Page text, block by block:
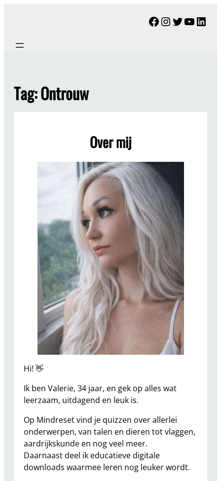
inhoud
Facebook
Instagram
Twitter
Tag:Ontrouw
Over mij
Hi! 👋
Ik ben Valerie, 34 jaar, en gek op alles wat
leerzaam, uitdagend en leuk is.
Op Mindreset vind je quizzen over allerlei
onderwerpen, van talen en dieren tot vlaggen,
aardrijkskunde en nog veel meer.
Daarnaast deel ik educatieve digitale
downloads waarmee leren nog leuker wordt.